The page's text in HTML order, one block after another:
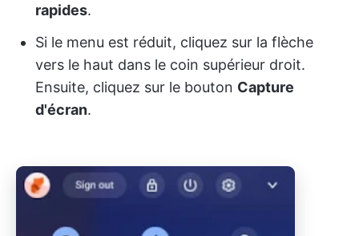
rapides.
Si le menu est réduit, cliquez sur la flèche
vers le haut dans le coin supérieur droit.
Ensuite, cliquez sur le bouton Capture
d'écran.